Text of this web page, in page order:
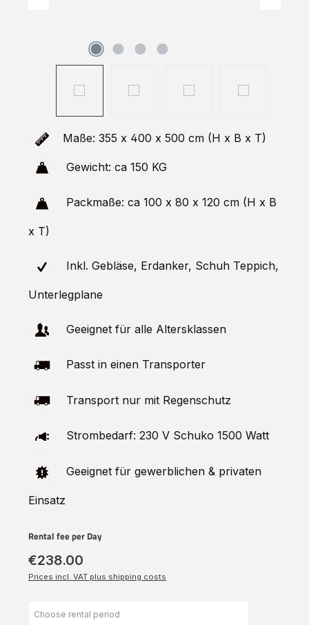
Maße: 355 x 400 x 500 cm (H x B x T)
Gewicht: ca 150 KG
Packmaße: ca 100 x 80 x 120 cm (H x B
x T)
Inkl. Gebläse, Erdanker, Schuh Teppich,
Unterlegplane
Geeignet für alle Altersklassen
Passt in einen Transporter
Transport nur mit Regenschutz
Strombedarf: 230 V Schuko 1500 Watt
Geeignet für gewerblichen & privaten
Einsatz
Rental fee per Day
€238.00
Prices incl. VAT plus shipping costs